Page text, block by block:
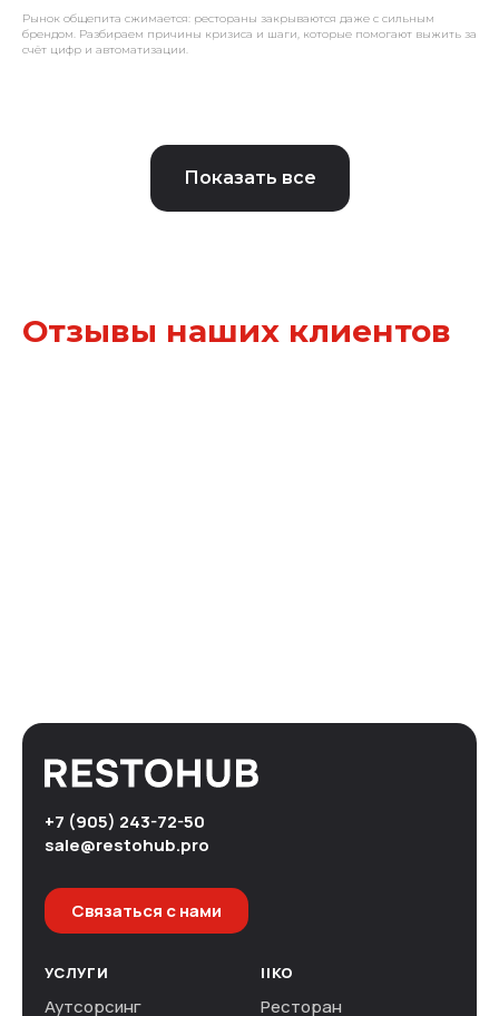
Рынок общепита сжимается: рестораны закрываются даже с сильным
брендом. Разбираем причины кризиса и шаги, которые помогают выжить за
счёт цифр и автоматизации.
Показать все
Отзывы наших клиентов
+7 (905) 243-72-50
sale@restohub.pro
Связаться с нами
УСЛУГИ
Аутсорсинг
IIKO
Ресторан